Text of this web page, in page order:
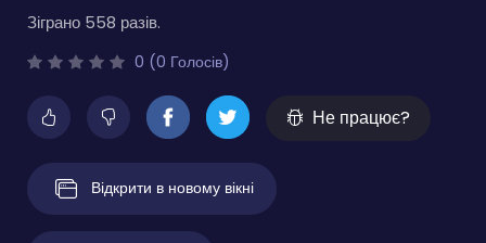
Зіграно 558 разів.
0 (0 Голосів)
Не працює?
Відкрити в новому вікні